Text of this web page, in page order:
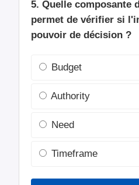
5. Quelle composante
permet de vérifier si
pouvoir de décision ?
Budget
Authority
Need
Timeframe